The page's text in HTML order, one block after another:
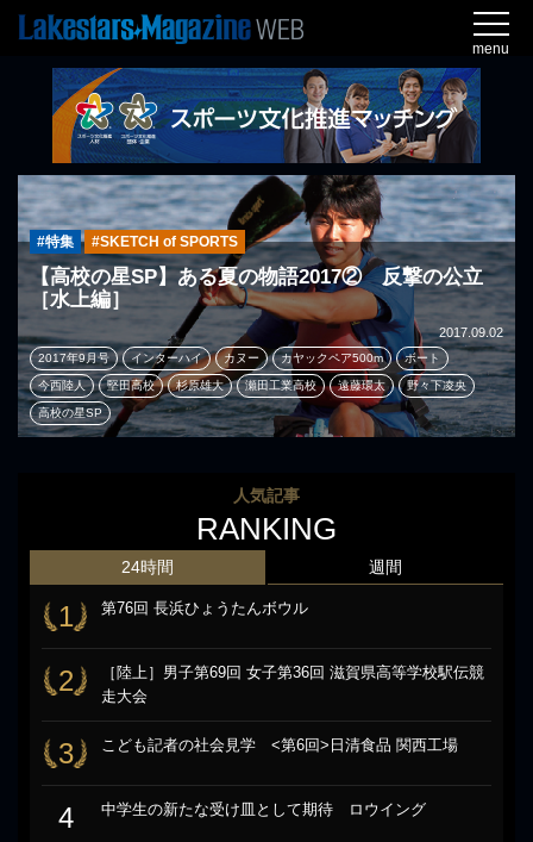
menu
#特集 #SKETCH of SPORTS
【高校の星SP】ある夏の物語2017② 反撃の公立
［水上編］
2017.09.02
2017年9月号 インターハイ カヌー カヤックペア500m ボート
今西陸人 堅田高校 杉原雄大 瀬田工業高校 遠藤環太 野々下凌央
高校の星SP
人気記事
RANKING
24時間
1 第76回 長浜ひょうたんボウル
2
［陸上］男子第69回 女子第36回 滋賀県高等学校駅伝競
走大会
3 こども記者の社会見学 <第6回>日清食品 関西工場
4 中学生の新たな受け皿として期待 ロウイング
週間